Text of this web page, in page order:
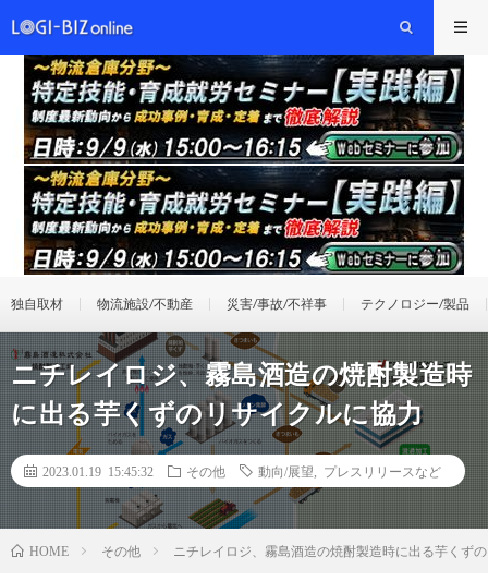
独自取材 物流施設/不動産 災害/事故/不祥事 テクノロジー/製品
ニチレイロジ、霧島酒造の焼酎製造時
に出る芋くずのリサイクルに協力
2023.01.19 15:45:32 その他 動向/展望 プレスリリースなど
HOME その他 ニチレイロジ、霧島酒造の焼酎製造時に出る芋くず